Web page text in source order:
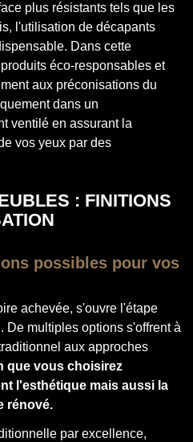
plus résistants tels que les
l'utilisation de décapants
Dans cette
éco-responsables et
aux préconisations du
dans un
ventilé en assurant la
vos yeux par des
: FINITIONS
possibles pour vos
achevée, s'ouvre l'étape
De multiples options s'offrent à
aux approches
que vous choisirez
l'esthétique mais aussi la
rénové.
par excellence,